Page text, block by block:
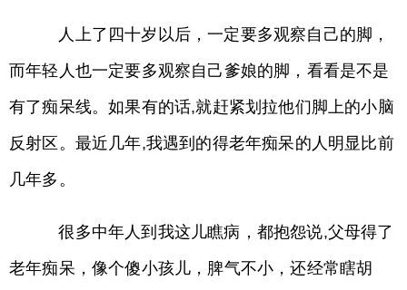
人上了四十岁以后，一定要多观察自己的脚，
而年轻人也一定要多观察自己爹娘的脚，看看是不是
有了痴呆线。如果有的话,就赶紧划拉他们脚上的小脑
反射区。最近几年,我遇到的得老年痴呆的人明显比前
几年多。
很多中年人到我这儿瞧病，都抱怨说,父母得了
老年痴呆，像个傻小孩儿，脾气不小，还经常瞎胡